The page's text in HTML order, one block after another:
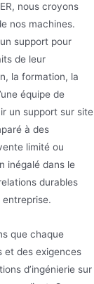
nous croyons
nos machines.
support pour
de leur
la formation, la
équipe de
un support sur site
à des
limité ou
inégalé dans le
durables
que chaque
et des exigences
d’ingénierie sur